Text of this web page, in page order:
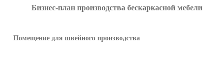
Бизнес-план производства бескаркасной мебели
Помещение для швейного производства